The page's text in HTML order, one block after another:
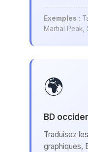
Exemples :
Martial Peak,
🌍
BD
Traduisez
graphiques,